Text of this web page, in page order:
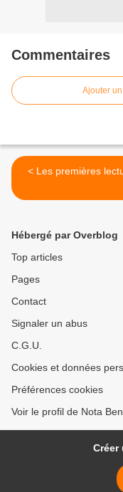
Commentaires
Ajouter
< Les premières
Hébergé par Overblog
Top articles
Pages
Contact
Signaler un abus
C.G.U.
Cookies et données
Préférences cookies
Voir le profil de Nota
Créer